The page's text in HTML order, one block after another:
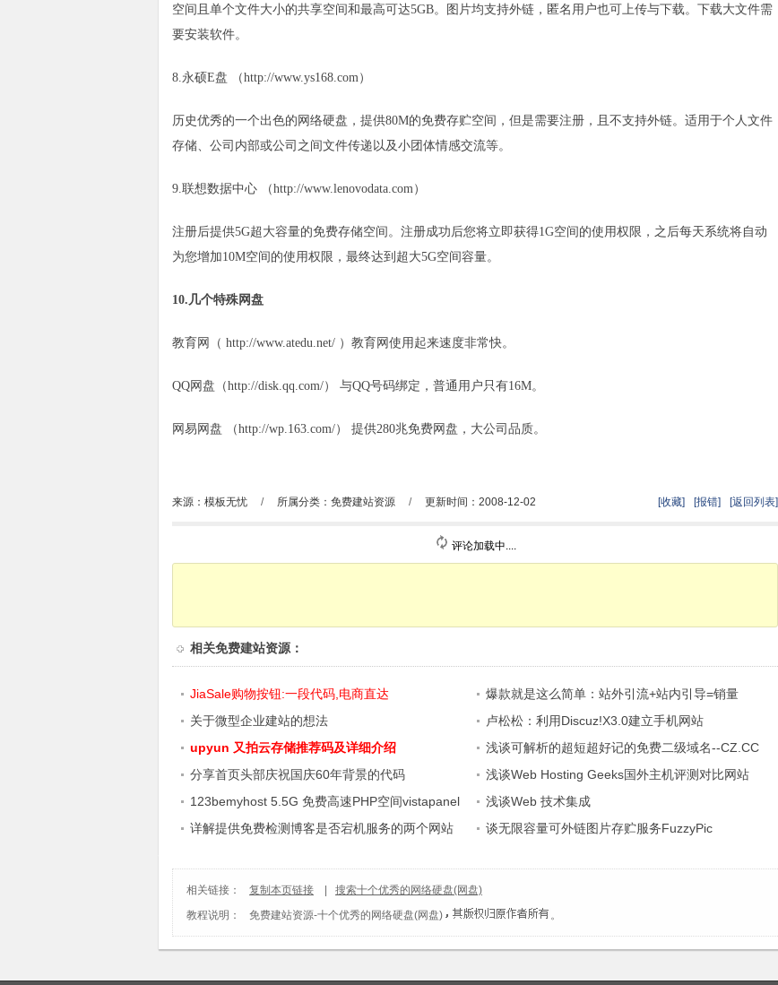
空间且单个文件大小的共享空间和最高可达5GB。图片均支持外链，匿名用户也可上传与下载。下载大文件需
要安装软件。
8.永硕E盘 （http://www.ys168.com）
历史优秀的一个出色的网络硬盘，提供80M的免费存贮空间，但是需要注册，且不支持外链。适用于个人文件
存储、公司内部或公司之间文件传递以及小团体情感交流等。
9.联想数据中心 （http://www.lenovodata.com）
注册后提供5G超大容量的免费存储空间。注册成功后您将立即获得1G空间的使用权限，之后每天系统将自动
为您增加10M空间的使用权限，最终达到超大5G空间容量。
10.几个特殊网盘
教育网（ http://www.atedu.net/ ）教育网使用起来速度非常快。
QQ网盘（http://disk.qq.com/） 与QQ号码绑定，普通用户只有16M。
网易网盘 （http://wp.163.com/） 提供280兆免费网盘，大公司品质。
来源：模板无忧 / 所属分类： 免费建站资源 / 更新时间：2008-12-02 [收藏] [报错] [返回列表]
评论加载中....
相关免费建站资源 ：
JiaSale购物按钮:一段代码,电商直达
爆款就是这么简单：站外引流+站内引导=销量
关于微型企业建站的想法
卢松松：利用Discuz!X3.0建立手机网站
upyun 又拍云存储推荐码及详细介绍
浅谈可解析的超短超好记的免费二级域名--CZ.CC
分享首页头部庆祝国庆60年背景的代码
浅谈Web Hosting Geeks国外主机评测对比网站
123bemyhost 5.5G 免费高速PHP空间vistapanel
面板
浅谈Web 技术集成
详解提供免费检测博客是否宕机服务的两个网站
谈无限容量可外链图片存贮服务FuzzyPic
相关链接： 复制本页链接
搜索十个优秀的网络硬盘(网盘)
教程说明：
免费建站资源-十个优秀的网络硬盘(网盘) 。